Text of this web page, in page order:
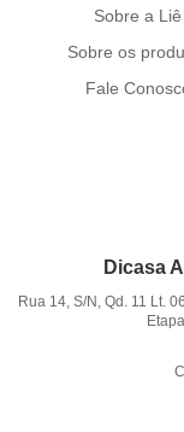
Sobre a Liê
Sobre os
Fale
Dicasa
Rua 14, S/N, Qd. 11 Lt.